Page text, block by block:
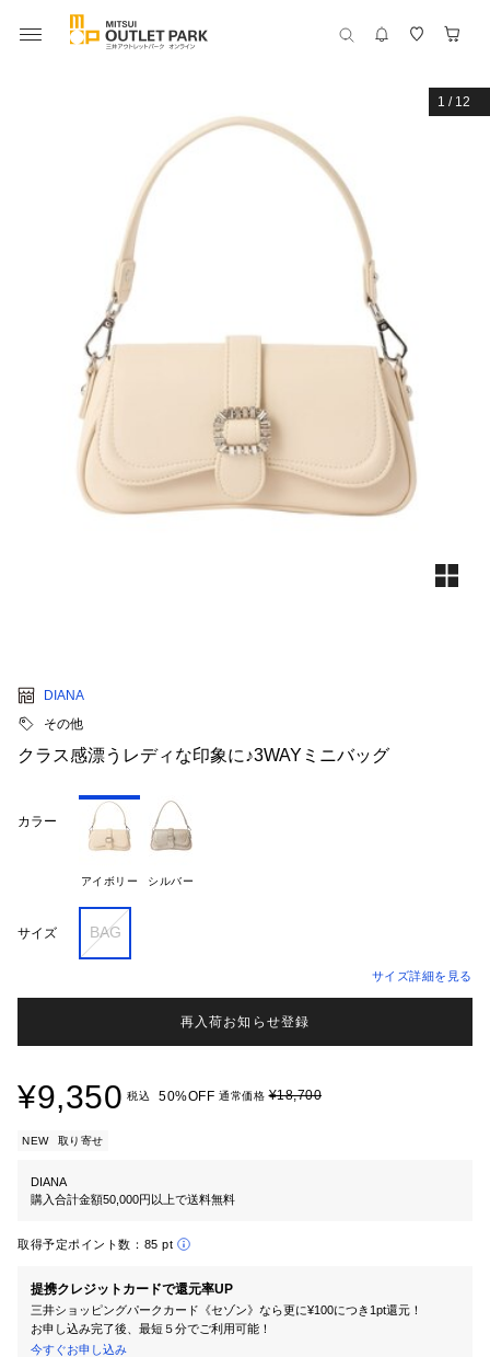
1 / 12
DIANA
その他
クラス感漂うレディな印象に♪3WAYミニバッグ
カラー
アイボリー シルバー
サイズ BAG
サイズ詳細を見る
再入荷お知らせ登録
¥9,350 税込 50%OFF 通常価格¥18,700
NEW 取り寄せ
DIANA
購入合計金額50,000円以上で送料無料
取得予定ポイント数： 85 pt
提携クレジットカードで還元率UP
三井ショッピングパークカード《セゾン》なら更に¥100につき1pt還元！
お申し込み完了後、最短５分でご利用可能！
今すぐお申し込み